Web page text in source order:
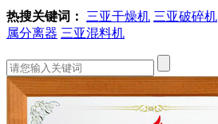
热搜关键词： 三亚干燥机 三亚破碎机
属分离器 三亚混料机